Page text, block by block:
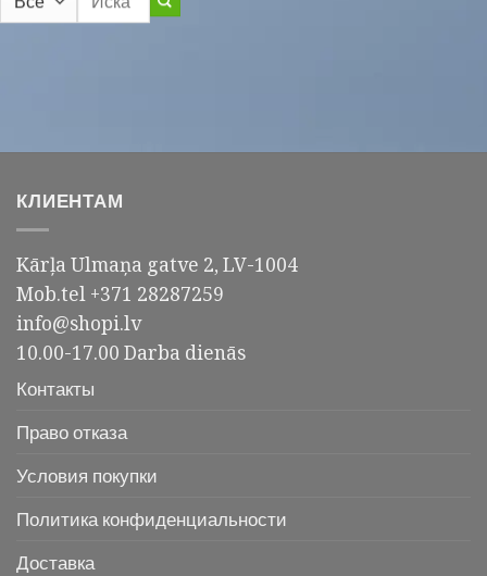
КЛИЕНТАМ
Kārļa Ulmaņa gatve 2, LV-1004
Mob.tel +371 28287259
info@shopi.lv
10.00-17.00 Darba dienās
Контакты
Право отказа
Условия покупки
Политика конфиденциальности
Доставка